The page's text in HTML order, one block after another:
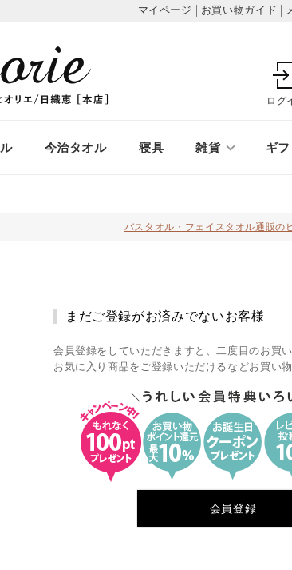
マイページ お買い物ガイド
ログ
今治タオル 寝具 雑貨 ギフ
バスタオル・フェイスタオル通販の
まだご登録がお済みでないお客様
会員登録をしていただきますと、二度目のお買
お気に入り商品をご登録いただけるなどお買い
会員登録